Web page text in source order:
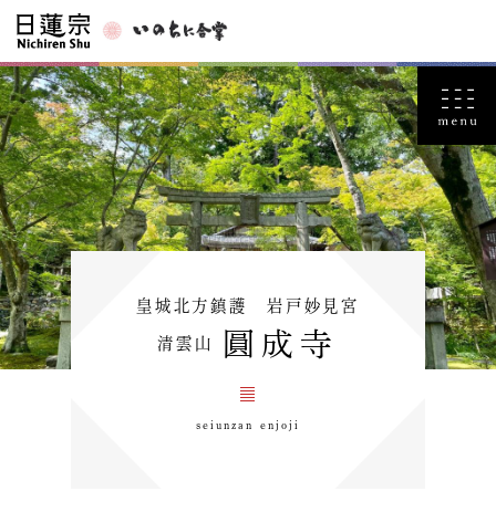
皇城北方鎮護 岩戸妙見宮
清雲山 圓成寺
seiunzan enjoji